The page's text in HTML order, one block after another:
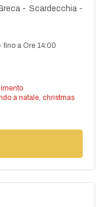
- Scardecchia -
-fino a Ore 14:00
a natale, christmas